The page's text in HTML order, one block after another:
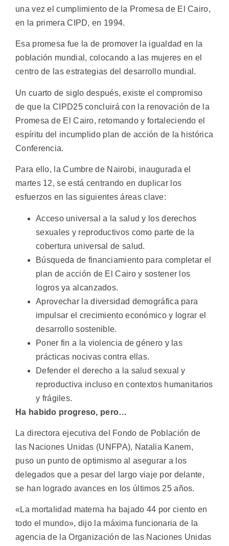
una vez el cumplimiento de la Promesa de El Cairo,
en la primera CIPD, en 1994.
Esa promesa fue la de promover la igualdad en la
población mundial, colocando a las mujeres en el
centro de las estrategias del desarrollo mundial.
Un cuarto de siglo después, existe el compromiso
de que la CIPD25 concluirá con la renovación de la
Promesa de El Cairo, retomando y fortaleciendo el
espíritu del incumplido plan de acción de la histórica
Conferencia.
Para ello, la Cumbre de Nairobi, inaugurada el
martes 12, se está centrando en duplicar los
esfuerzos en las siguientes áreas clave:
Acceso universal a la salud y los derechos
sexuales y reproductivos como parte de la
cobertura universal de salud.
Búsqueda de financiamiento para completar el
plan de acción de El Cairo y sostener los
logros ya alcanzados.
Aprovechar la diversidad demográfica para
impulsar el crecimiento económico y lograr el
desarrollo sostenible.
Poner fin a la violencia de género y las
prácticas nocivas contra ellas.
Defender el derecho a la salud sexual y
reproductiva incluso en contextos humanitarios
y frágiles.
Ha habido progreso, pero…
La directora ejecutiva del Fondo de Población de
las Naciones Unidas (UNFPA), Natalia Kanem,
puso un punto de optimismo al asegurar a los
delegados que a pesar del largo viaje por delante,
se han logrado avances en los últimos 25 años.
«La mortalidad materna ha bajado 44 por ciento en
todo el mundo», dijo la máxima funcionaria de la
agencia de la Organización de las Naciones Unidas